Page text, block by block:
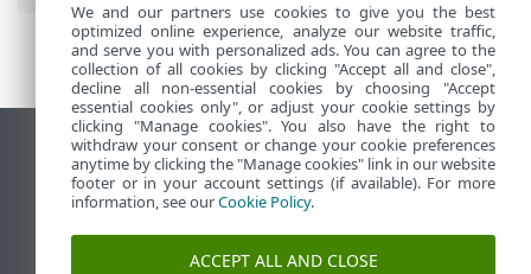
Προβολή ιστότοπου επιφάνειας εργασίας
End of Life
Γνωσιακή βάση ESET
Ομάδα συζήτησης ESET
We and our partners use cookies to give you the best
optimized online experience, analyze our website traffic,
and serve you with personalized ads. You can agree to the
collection of all cookies by clicking "Accept all and close",
decline all non-essential cookies by choosing "Accept
essential cookies only", or adjust your cookie settings by
clicking "Manage cookies". You also have the right to
withdraw your consent or change your cookie preferences
anytime by clicking the "Manage cookies" link in our website
footer or in your account settings (if available). For more
information, see ourCookie Policy.
ACCEPT ALL AND CLOSE